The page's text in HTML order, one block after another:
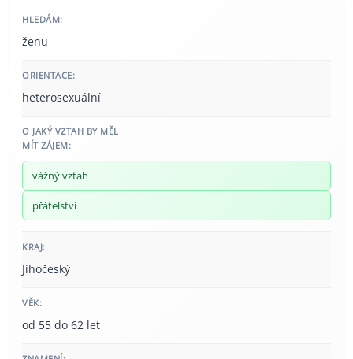
HLEDÁM:
ženu
ORIENTACE:
heterosexuální
O JAKÝ VZTAH BY MĚL
MÍT ZÁJEM:
vážný vztah
přátelství
KRAJ:
Jihočeský
VĚK:
od 55 do 62 let